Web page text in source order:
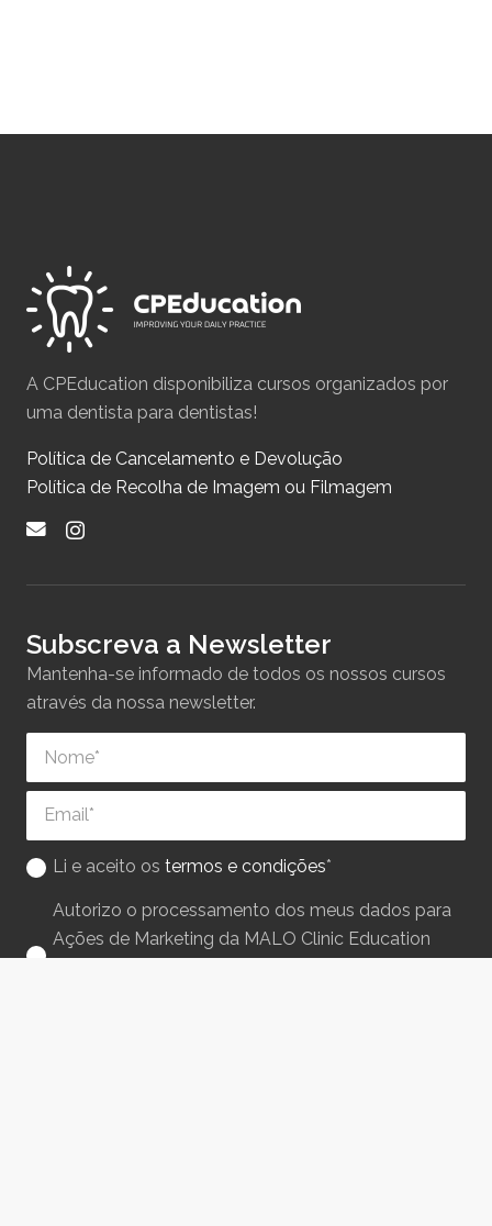
A CPEducation disponibiliza cursos organizados por
uma dentista para dentistas!
Política de Cancelamento e Devolução
Política de Recolha de Imagem ou Filmagem
Subscreva a Newsletter
Mantenha-se informado de todos os nossos cursos
através da nossa newsletter.
Li e aceito os termos e condições*
Autorizo o processamento dos meus dados para
Ações de Marketing da MALO Clinic Education